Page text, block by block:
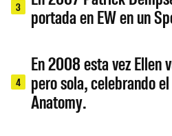
3
portada en EW en un
4
En 2008 esta vez Ellen
pero sola, celebrando
Anatomy.